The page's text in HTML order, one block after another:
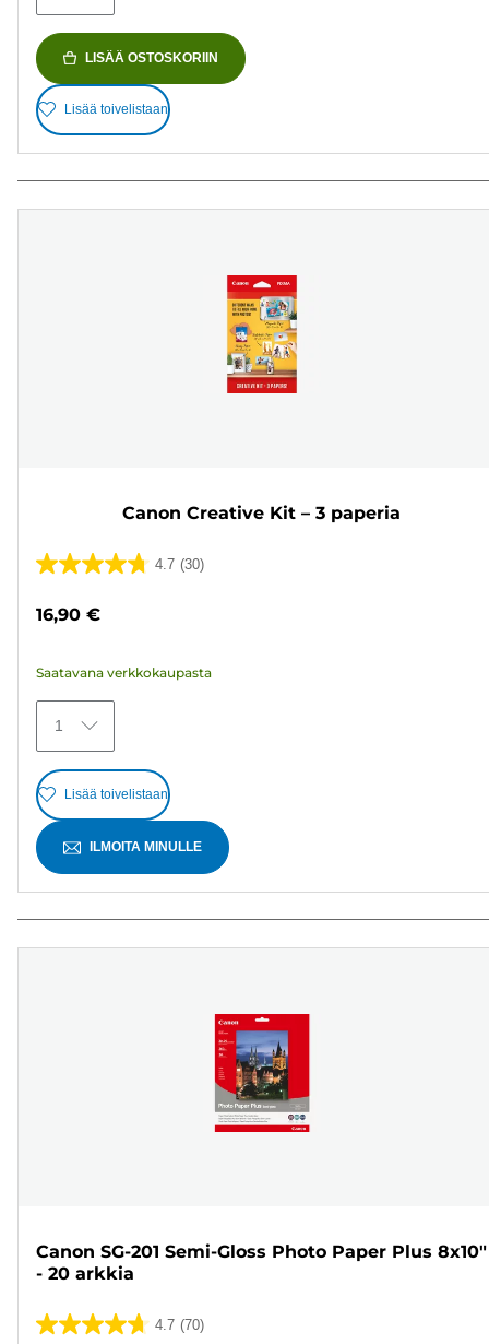
LISÄÄ OSTOSKORIIN
Lisää toivelistaan
Canon Creative Kit – 3 paperia
4.7 (30)
4.7/5
30
16,90 €
Saatavana verkkokaupasta
1
Lisää toivelistaan
ILMOITA MINULLE
Canon SG-201 Semi-Gloss Photo Paper Plus 8x10"
- 20 arkkia
4.7 (70)
4.7/5